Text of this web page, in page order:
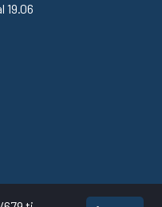
19.06